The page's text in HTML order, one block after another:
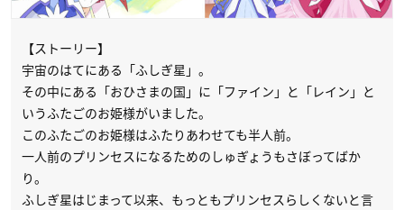
【ストーリー】
宇宙のはてにある「ふしぎ星」。
その中にある「おひさまの国」に「ファイン」と「レイン」と
いうふたごのお姫様がいました。
このふたごのお姫様はふたりあわせても半人前。
一人前のプリンセスになるためのしゅぎょうもさぼってばか
り。
ふしぎ星はじまって以来、もっともプリンセスらしくないと言